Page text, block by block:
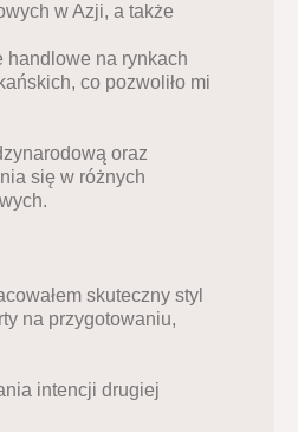
w Azji, a także
handlowe na rynkach
co pozwoliło mi
oraz
się w różnych
skuteczny styl
na przygotowaniu,
intencji drugiej